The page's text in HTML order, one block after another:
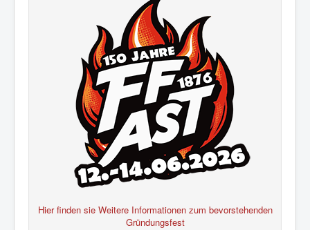
Hier finden sie Weitere Informationen zum bevorstehenden
Gründungsfest